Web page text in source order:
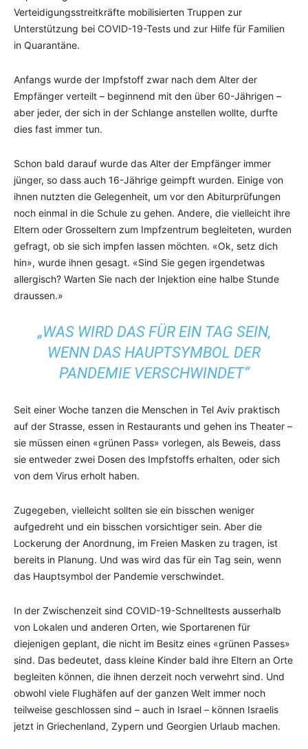
Verteidigungsstreitkräfte mobilisierten Truppen zur
Unterstützung bei COVID-19-Tests und zur Hilfe für Familien
in Quarantäne.
Anfangs wurde der Impfstoff zwar nach dem Alter der
Empfänger verteilt – beginnend mit den über 60-Jährigen –
aber jeder, der sich in der Schlange anstellen wollte, durfte
dies fast immer tun.
Schon bald darauf wurde das Alter der Empfänger immer
jünger, so dass auch 16-Jährige geimpft wurden. Einige von
ihnen nutzten die Gelegenheit, um vor den Abiturprüfungen
noch einmal in die Schule zu gehen. Andere, die vielleicht ihre
Eltern oder Grosseltern zum Impfzentrum begleiteten, wurden
gefragt, ob sie sich impfen lassen möchten. «Ok, setz dich
hin», wurde ihnen gesagt. «Sind Sie gegen irgendetwas
allergisch? Warten Sie nach der Injektion eine halbe Stunde
draussen.»
„WAS WIRD DAS FÜR EIN TAG SEIN,
WENN DAS HAUPTSYMBOL DER
PANDEMIE VERSCHWINDET“
Seit einer Woche tanzen die Menschen in Tel Aviv praktisch
auf der Strasse, essen in Restaurants und gehen ins Theater –
sie müssen einen «grünen Pass» vorlegen, als Beweis, dass
sie entweder zwei Dosen des Impfstoffs erhalten, oder sich
von dem Virus erholt haben.
Zugegeben, vielleicht sollten sie ein bisschen weniger
aufgedreht und ein bisschen vorsichtiger sein. Aber die
Lockerung der Anordnung, im Freien Masken zu tragen, ist
bereits in Planung. Und was wird das für ein Tag sein, wenn
das Hauptsymbol der Pandemie verschwindet.
In der Zwischenzeit sind COVID-19-Schnelltests ausserhalb
von Lokalen und anderen Orten, wie Sportarenen für
diejenigen geplant, die nicht im Besitz eines «grünen Passes»
sind. Das bedeutet, dass kleine Kinder bald ihre Eltern an Orte
begleiten können, die ihnen derzeit noch verwehrt sind. Und
obwohl viele Flughäfen auf der ganzen Welt immer noch
teilweise geschlossen sind – auch in Israel – können Israelis
jetzt in Griechenland, Zypern und Georgien Urlaub machen.